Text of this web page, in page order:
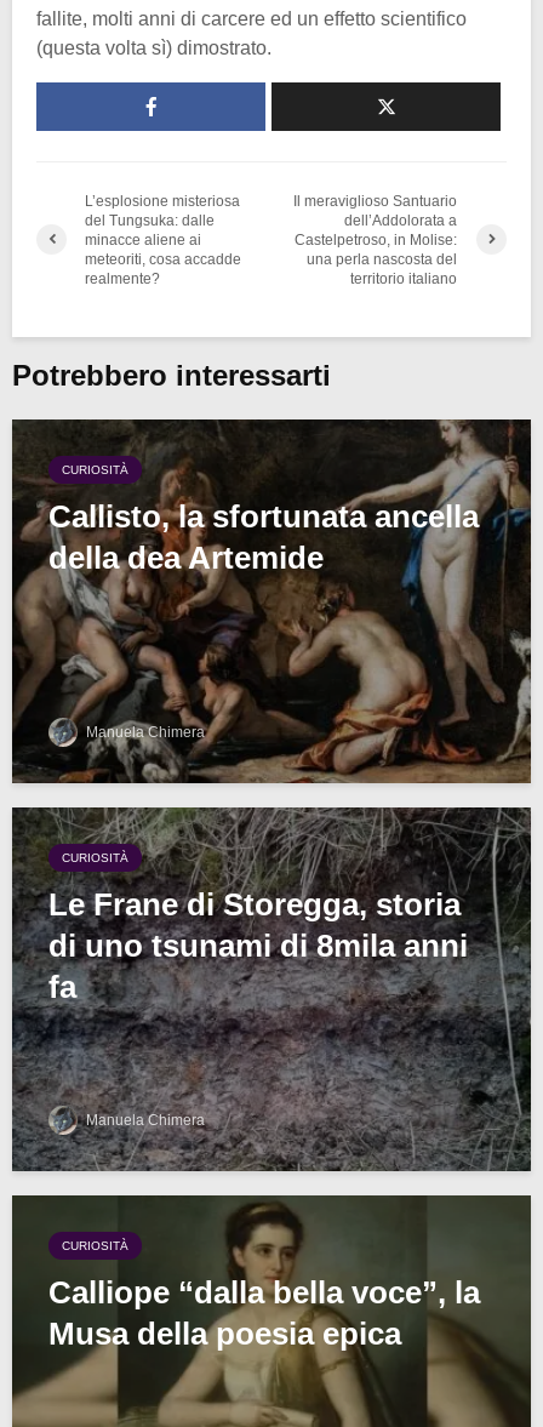
fallite, molti anni di carcere ed un effetto scientifico
(questa volta sì) dimostrato.
L’esplosione misteriosa
del Tungsuka: dalle
minacce aliene ai
meteoriti, cosa accadde
realmente?
Il meraviglioso Santuario
dell’Addolorata a
Castelpetroso, in Molise:
una perla nascosta del
territorio italiano
Potrebbero interessarti
CURIOSITÀ
Callisto, la sfortunata ancella
della dea Artemide
Manuela Chimera
CURIOSITÀ
Le Frane di Storegga, storia
di uno tsunami di 8mila anni
fa
Manuela Chimera
CURIOSITÀ
Calliope “dalla bella voce”, la
Musa della poesia epica